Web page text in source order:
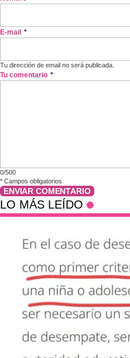
E-mail *
Tu dirección de email no será publicada.
Tu comentario *
0/500
* Campos obligatorios
ENVIAR COMENTARIO
LO MÁS LEÍDO